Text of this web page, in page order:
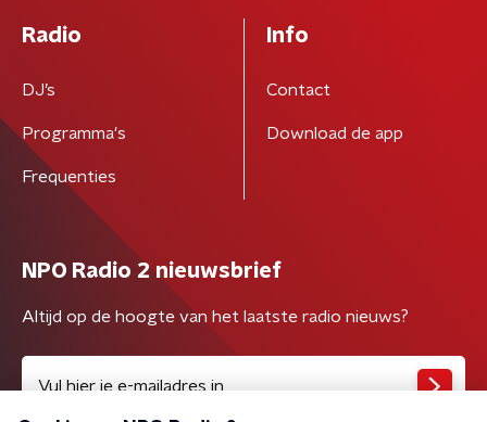
Radio
DJ’s
Programma's
Frequenties
Info
Contact
Download de app
NPO Radio 2 nieuwsbrief
Altijd op de hoogte van het laatste radio nieuws?